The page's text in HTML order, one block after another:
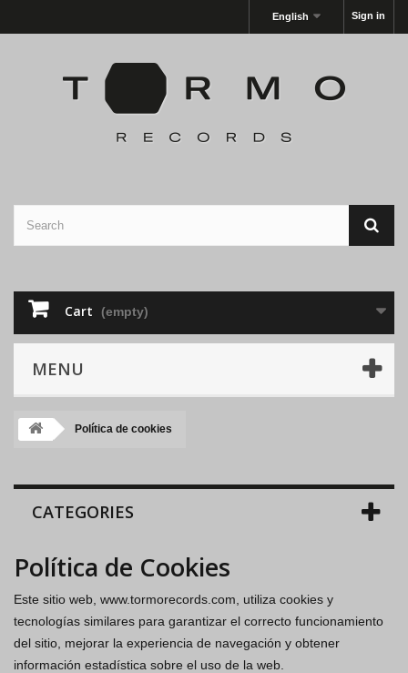
Sign in
English
Cart (empty)
MENU
Política de cookies
CATEGORIES
Política de Cookies
Este sitio web, www.tormorecords.com, utiliza cookies y
tecnologías similares para garantizar el correcto funcionamiento
del sitio, mejorar la experiencia de navegación y obtener
información estadística sobre el uso de la web.